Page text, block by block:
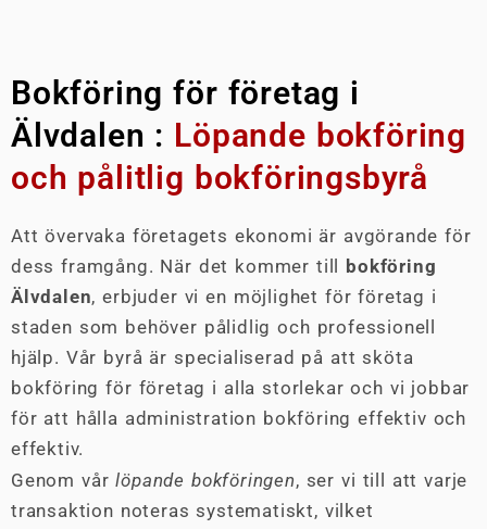
Bokföring för företag i
Älvdalen : Löpande bokföring
och pålitlig bokföringsbyrå
Att övervaka företagets ekonomi är avgörande för
dess framgång. När det kommer till
bokföring
Älvdalen, erbjuder vi en möjlighet för företag i
staden som behöver pålidlig och professionell
hjälp. Vår byrå är specialiserad på att sköta
bokföring för företag i alla storlekar och vi jobbar
för att hålla administration bokföring effektiv och
effektiv.
Genom vårlöpande bokföringen, ser vi till att varje
transaktion noteras systematiskt, vilket